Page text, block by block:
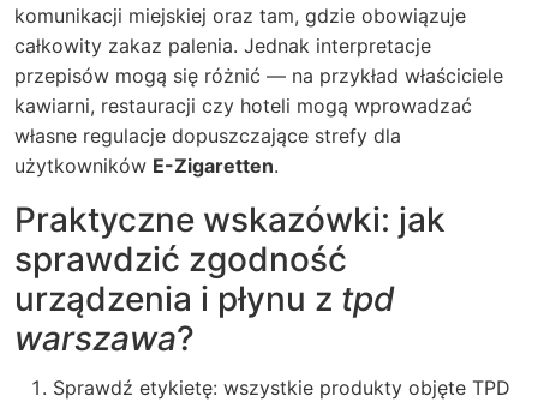
komunikacji miejskiej oraz tam, gdzie obowiązuje
całkowity zakaz palenia. Jednak interpretacje
przepisów mogą się różnić — na przykład właściciele
kawiarni, restauracji czy hoteli mogą wprowadzać
własne regulacje dopuszczające strefy dla
użytkowników E-Zigaretten.
Praktyczne wskazówki: jak
sprawdzić zgodność
urządzenia i płynu z tpd
warszawa?
Sprawdź etykietę: wszystkie produkty objęte TPD